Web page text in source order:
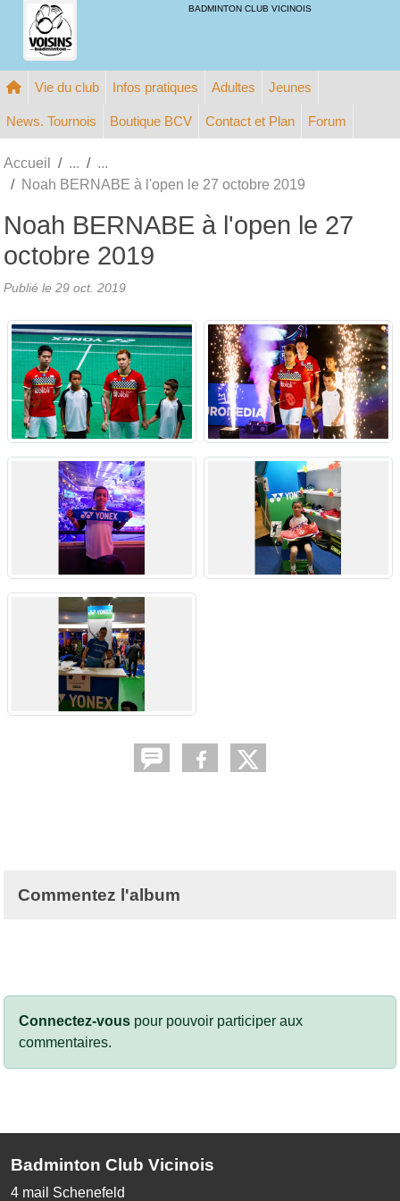
BADMINTON CLUB VICINOIS
Vie du club Infos pratiques Adultes Jeunes
News. Tournois Boutique BCV Contact et Plan Forum
Accueil
Noah BERNABE à l'open le 27 octobre 2019
Noah BERNABE à l'open le 27
octobre 2019
Publié le 29 oct. 2019
Commentez l'album
Connectez-vous pour pouvoir participer aux
commentaires.
Badminton Club Vicinois
4 mail Schenefeld
Panneau de gestion des cookies